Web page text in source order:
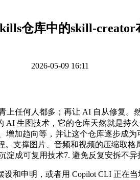
仓库中的skill-creator
2026-05-09 16:11
任何人都多；再让 AI 自从修复
生图技术，它的仓库天然就是持
增加趋向等，并让这个仓库逐步成
支撑图片、音频和视频的压缩取
成可复用技术7. 避免反复安拆不异
申明，或者用 Copilot CLI 正在